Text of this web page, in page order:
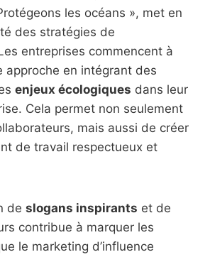
les océans », met en
des stratégies de
entreprises commencent à
approche en intégrant des
enjeux écologiques dans leur
Cela permet non seulement
mais aussi de créer
de travail respectueux et
de slogans inspirants et de
contribue à marquer les
le marketing d’influence